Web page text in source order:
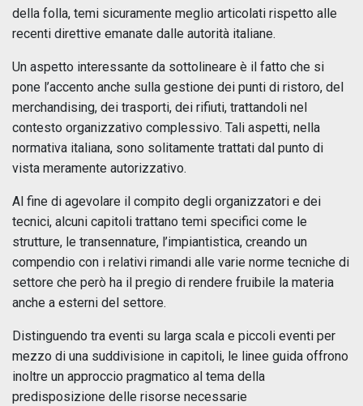
della folla, temi sicuramente meglio articolati rispetto alle
recenti direttive emanate dalle autorità italiane.
Un aspetto interessante da sottolineare è il fatto che si
pone l’accento anche sulla gestione dei punti di ristoro, del
merchandising, dei trasporti, dei rifiuti, trattandoli nel
contesto organizzativo complessivo. Tali aspetti, nella
normativa italiana, sono solitamente trattati dal punto di
vista meramente autorizzativo.
Al fine di agevolare il compito degli organizzatori e dei
tecnici, alcuni capitoli trattano temi specifici come le
strutture, le transennature, l’impiantistica, creando un
compendio con i relativi rimandi alle varie norme tecniche di
settore che però ha il pregio di rendere fruibile la materia
anche a esterni del settore.
Distinguendo tra eventi su larga scala e piccoli eventi per
mezzo di una suddivisione in capitoli, le linee guida offrono
inoltre un approccio pragmatico al tema della
predisposizione delle risorse necessarie